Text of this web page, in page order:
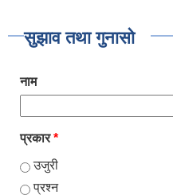
सुझाव तथा गुनासो
नाम
प्रकार*
उजुरी
प्रश्न